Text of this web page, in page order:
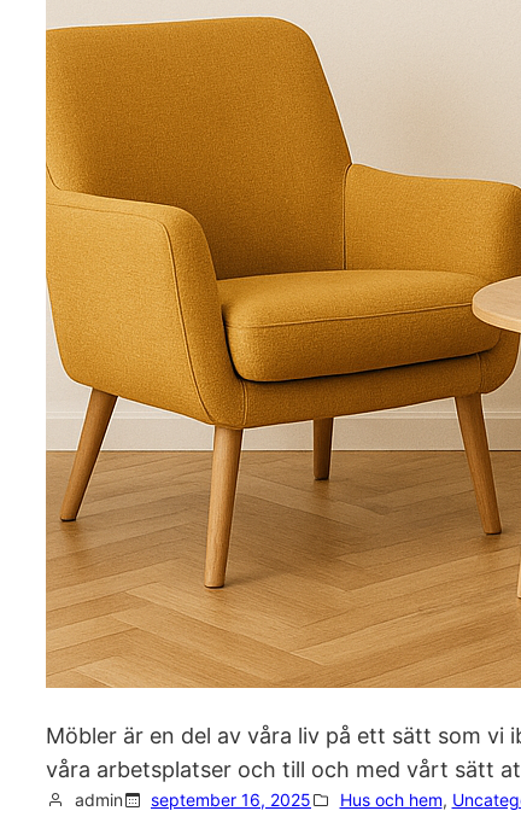
Möbler är en del av våra liv på ett sätt som
våra arbetsplatser och till och med vårt sätt
admin september 16, 2025 Hus och hem,